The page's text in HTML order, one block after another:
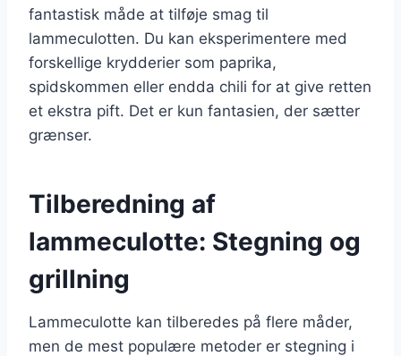
fantastisk måde at tilføje smag til
lammeculotten. Du kan eksperimentere med
forskellige krydderier som paprika,
spidskommen eller endda chili for at give retten
et ekstra pift. Det er kun fantasien, der sætter
grænser.
Tilberedning af
lammeculotte: Stegning og
grillning
Lammeculotte kan tilberedes på flere måder,
men de mest populære metoder er stegning i